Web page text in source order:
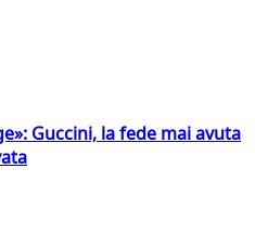
Guccini, la fede mai avuta